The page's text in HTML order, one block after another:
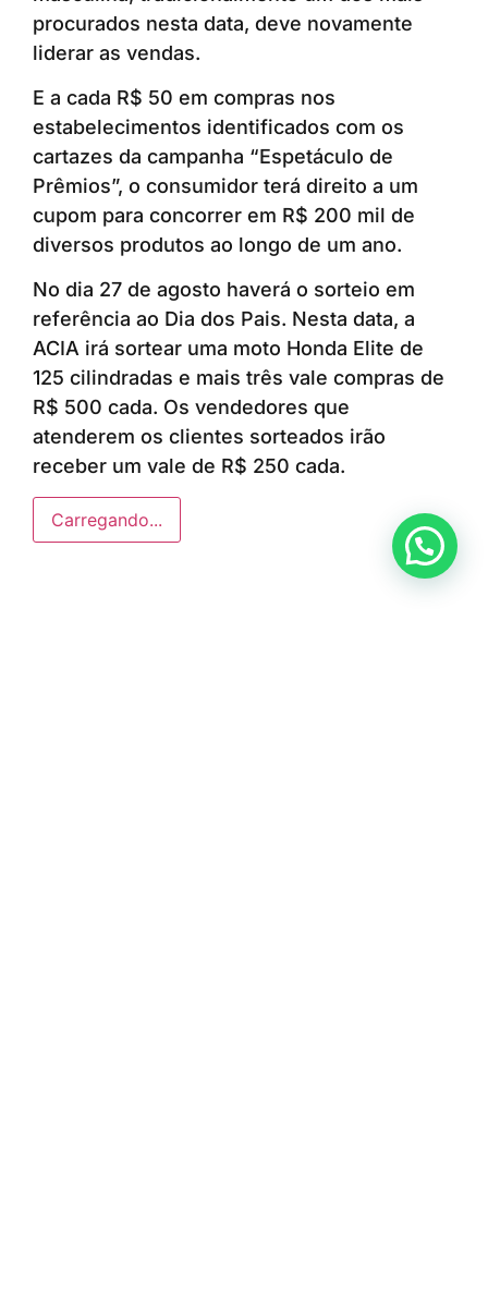
procurados nesta data, deve novamente
liderar as vendas.
E a cada R$ 50 em compras nos
estabelecimentos identificados com os
cartazes da campanha “Espetáculo de
Prêmios”, o consumidor terá direito a um
cupom para concorrer em R$ 200 mil de
diversos produtos ao longo de um ano.
No dia 27 de agosto haverá o sorteio em
referência ao Dia dos Pais. Nesta data, a
ACIA irá sortear uma moto Honda Elite de
125 cilindradas e mais três vale compras de
R$ 500 cada. Os vendedores que
atenderem os clientes sorteados irão
receber um vale de R$ 250 cada.
Carregando...
Anunciar ou recomendar matéria